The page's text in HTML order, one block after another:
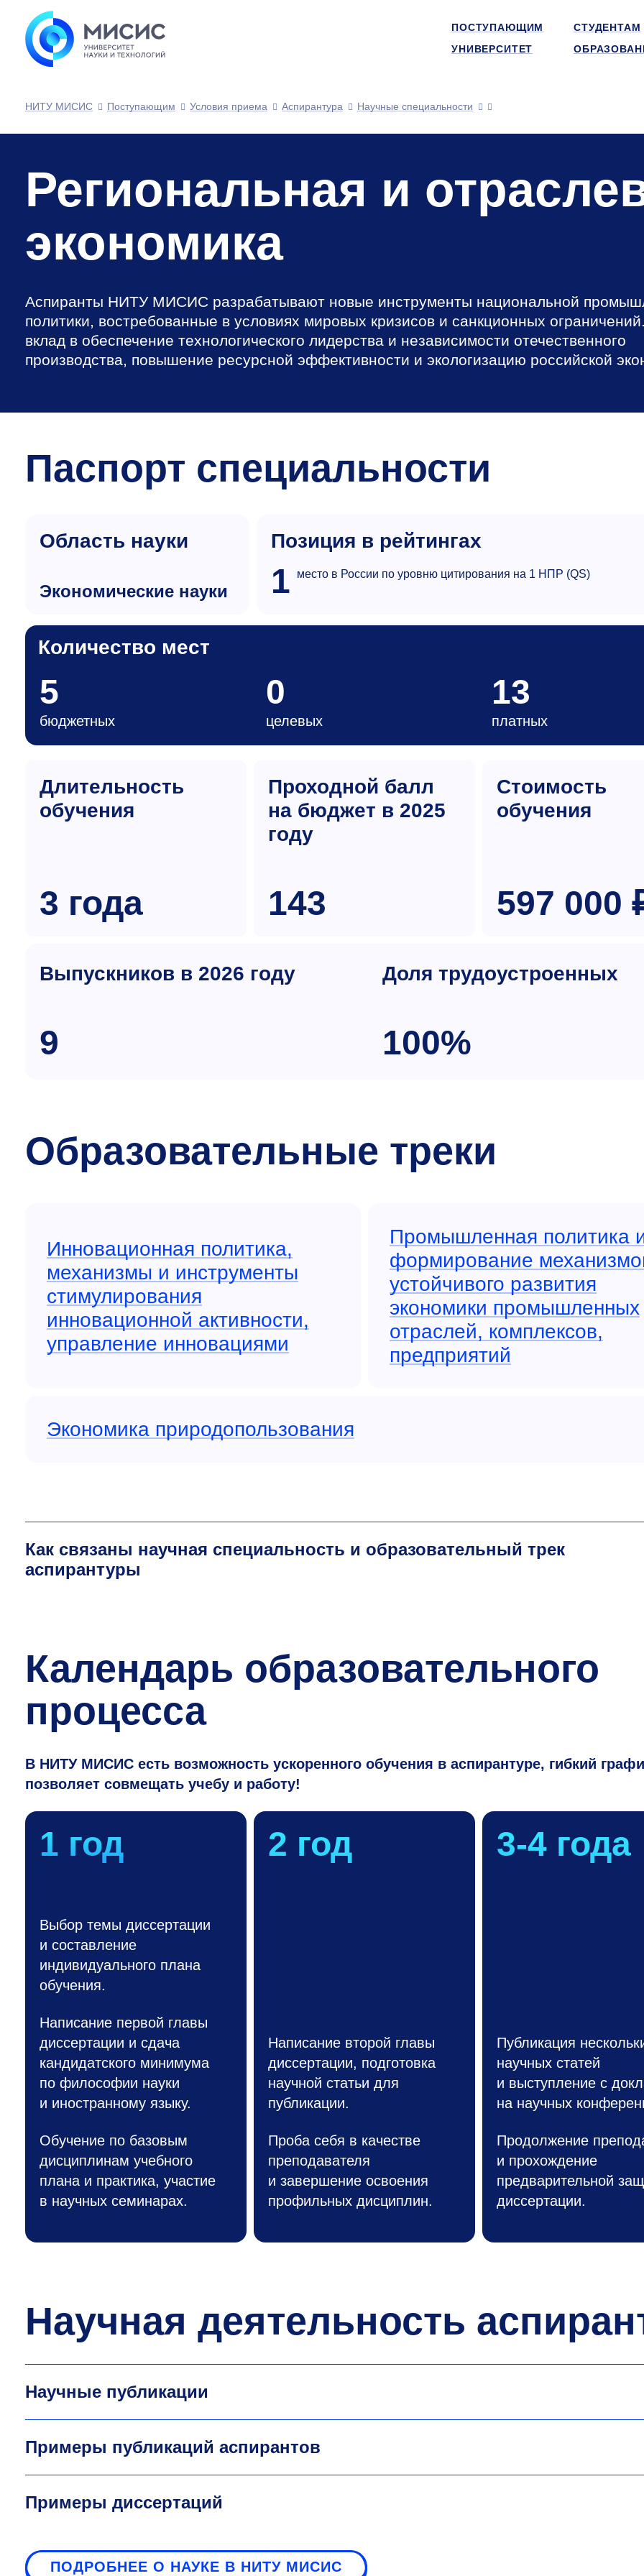
ПОСТУПАЮЩИМ
СТУДЕНТАМ
УНИВЕРСИТЕТ
НИТУ МИСИС Поступающим Условия приема Аспирантура Научные специальности
Региональная и
экономика
Аспиранты НИТУ МИСИС разрабатывают новые инструменты национальной
политики, востребованные в условиях мировых кризисов и санкционных
вклад в обеспечение технологического лидерства и независимости отечественного
производства, повышение ресурсной эффективности и экологизацию российской
Паспорт специальности
Область науки
экономические науки
Позиция в рейтингах
1 место в России по уровню цитирования на 1 НПР (QS)
Количество мест
5
бюджетных
0
целевых
13
платных
Длительность
обучения
3 года
Проходной балл
на бюджет в 2025
году
143
Стоимость
обучения
597 000
Выпускников в 2026 году
9
Доля трудоустроенных
100%
Образовательные треки
Инновационная политика,
механизмы и инструменты
стимулирования
инновационной активности,
управление инновациями
Промышленная политика
формирование
устойчивого развития
экономики промышленных
отраслей, комплексов,
предприятий
Экономика природопользования
Как связаны научная специальность и образовательный трек
аспирантуры
Календарь образовательного
процесса
В НИТУ МИСИС есть возможность ускоренного обучения в аспирантуре, гибкий
позволяет совмещать учебу и работу!
1 год
Выбор темы диссертации
и составление
индивидуального плана
обучения.
Написание первой главы
диссертации и сдача
кандидатского минимума
по философии науки
и иностранному языку.
Обучение по базовым
дисциплинам учебного
плана и практика, участие
в научных семинарах.
2 год
Написание второй главы
диссертации, подготовка
научной статьи для
публикации.
Проба себя в качестве
преподавателя
и завершение освоения
профильных дисциплин.
3-4 года
Публикация
научных статей
и выступление с
на научных
Продолжение
и прохождение
предварительной
диссертации.
Научная деятельность
Научные публикации
Примеры публикаций аспирантов
Примеры диссертаций
ПОДРОБНЕЕ О НАУКЕ В НИТУ МИСИС